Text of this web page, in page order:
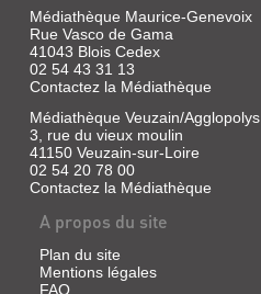
Pouilloux,
Jean-
Yves
Gallimard,
1987
(Découvertes
Gallimard)
RABELAIS
Médiathèque Maurice-Genevoix
Rue Vasco de Gama
41043 Blois Cedex
02 54 43 31 13
Contactez la Médiathèque
Médiathèque Veuzain/Agglopolys
3, rue du vieux moulin
41150 Veuzain-sur-Loire
02 54 20 78 00
Contactez la Médiathèque
A propos du site
Plan du site
Mentions légales
FAQ